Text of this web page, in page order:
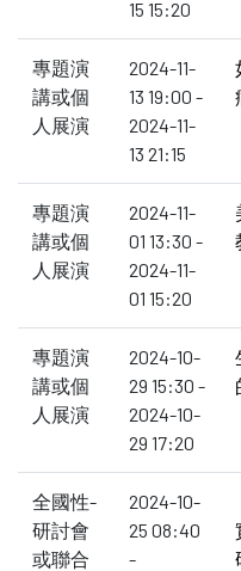
15 15:20
專題演
講或個
人展演
2024-11-
13 19:00 -
2024-11-
13 21:15
專題演
講或個
人展演
2024-11-
01 13:30 -
2024-11-
01 15:20
專題演
講或個
人展演
2024-10-
29 15:30 -
2024-10-
29 17:20
全國性-
研討會
或聯合
2024-10-
25 08:40
-